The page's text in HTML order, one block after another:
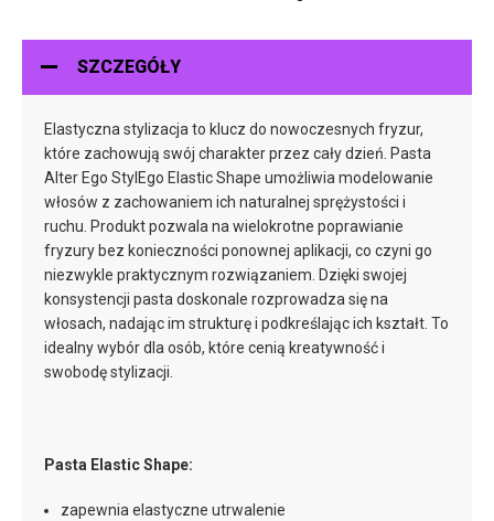
SZCZEGÓŁY
Elastyczna stylizacja to klucz do nowoczesnych fryzur,
które zachowują swój charakter przez cały dzień. Pasta
Alter Ego StylEgo Elastic Shape umożliwia modelowanie
włosów z zachowaniem ich naturalnej sprężystości i
ruchu. Produkt pozwala na wielokrotne poprawianie
fryzury bez konieczności ponownej aplikacji, co czyni go
niezwykle praktycznym rozwiązaniem. Dzięki swojej
konsystencji pasta doskonale rozprowadza się na
włosach, nadając im strukturę i podkreślając ich kształt. To
idealny wybór dla osób, które cenią kreatywność i
swobodę stylizacji.
Pasta Elastic Shape:
zapewnia elastyczne utrwalenie